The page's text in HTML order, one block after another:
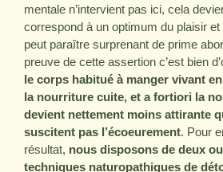
mentale n’intervient pas ici, cela
correspond à un optimum du plaisir
peut paraître surprenant de prime
preuve de cette assertion c’est bien
le corps habitué à manger vivant
la nourriture cuite, et a fortiori la
devient nettement moins attirante
suscitent pas l’écoeurement. Pour
résultat, nous disposons de deux
techniques naturopathiques de